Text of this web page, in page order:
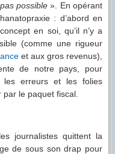
possible». En opérant
: d’abord en
en soi, qu’il n’y a
(comme une rigueur
et aux gros revenus),
de notre pays, pour
erreurs et les folies
le paquet fiscal.
journalistes quittent la
de sous son drap pour